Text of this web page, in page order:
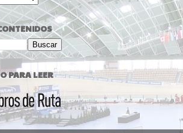
PARA LEER